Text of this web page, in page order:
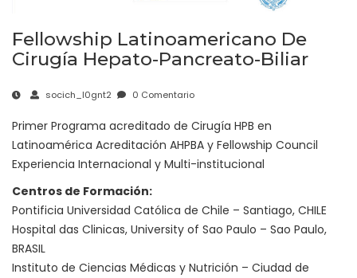
Fellowship Latinoamericano De
Cirugía Hepato-Pancreato-Biliar
socich_l0gnt2 0 Comentario
Primer Programa acreditado de Cirugía HPB en
Latinoamérica Acreditación AHPBA y Fellowship Council
Experiencia Internacional y Multi-institucional
Centros de Formación:
Pontificia Universidad Católica de Chile – Santiago, CHILE
Hospital das Clinicas, University of Sao Paulo – Sao Paulo,
BRASIL
Instituto de Ciencias Médicas y Nutrición – Ciudad de